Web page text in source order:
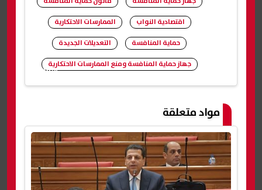
شارك
اقتصادية النواب
الممارسات الاحتكارية
حماية المنافسة
التعديلات الجديدة
جهاز حماية المنافسة ومنع الممارسات الاحتكارية
مواد متعلقة